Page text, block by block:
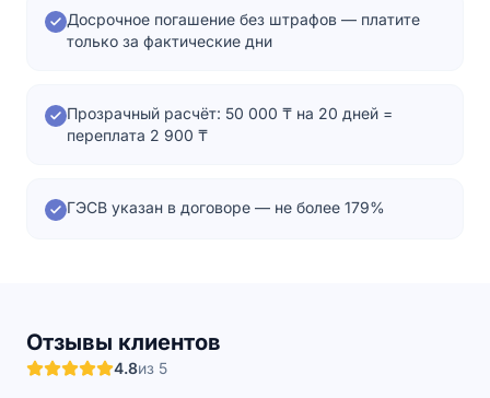
Досрочное погашение без штрафов — платите
только за фактические дни
Прозрачный расчёт: 50 000 ₸ на 20 дней =
переплата 2 900 ₸
ГЭСВ указан в договоре — не более 179%
Отзывы клиентов
4.8из 5